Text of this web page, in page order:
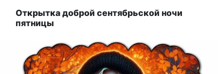
Открытка доброй сентябрьской ночи
пятницы